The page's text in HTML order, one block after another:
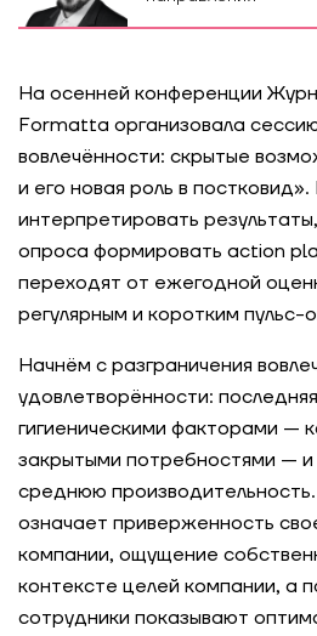
На осенней конференции
Formatta организовала
вовлечённости: скрытые
и его новая роль в
интерпретировать
опроса формировать action
переходят от ежегодной
регулярным и коротким пульс-
Начнём с разграничения
удовлетворённости:
гигиеническими факторами —
закрытыми потребностями —
среднюю
означает приверженность
компании, ощущение
контексте целей компании, а
сотрудники показывают